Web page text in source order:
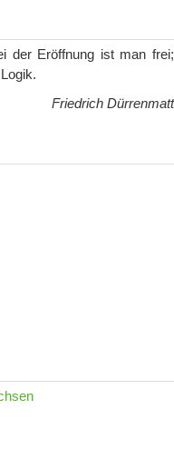
der Eröffnung ist man frei;
Friedrich Dürrenmatt